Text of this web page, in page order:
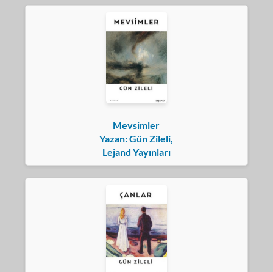
Mevsimler
Yazan: Gün Zileli,
Lejand Yayınları